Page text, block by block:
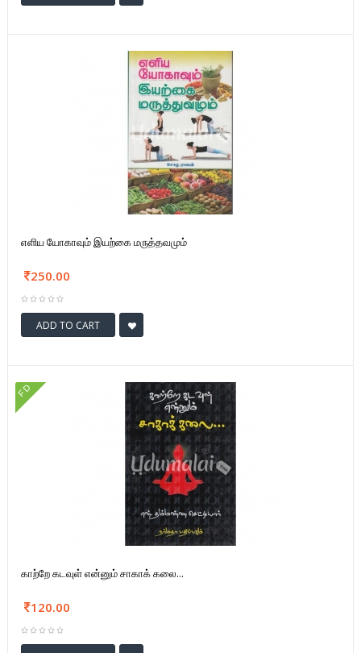
எளிய யோகாவும் இயற்கை மருத்தவமும்
250.00
ADD TO CART
FD
காற்றே கடவுள் என்னும் சாகாக் கலை...
120.00